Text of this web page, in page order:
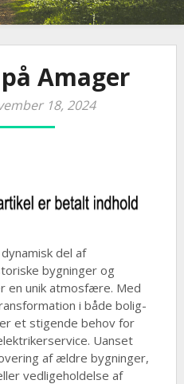
Amager
18, 2024
del af
bygninger og
en unik atmosfære. Med
i både bolig-
et stigende behov for
Uanset
af ældre bygninger,
vedligeholdelse af